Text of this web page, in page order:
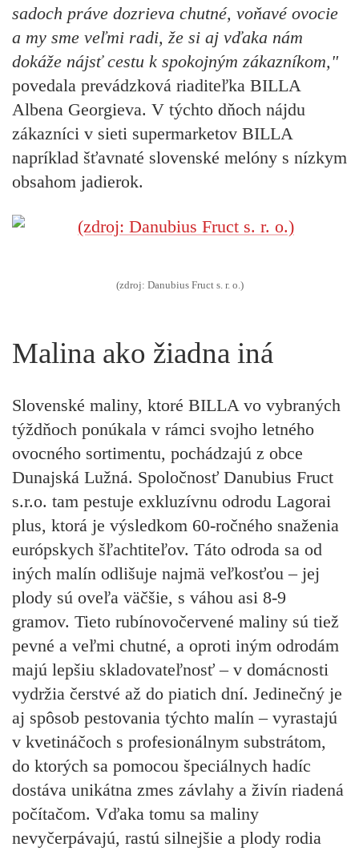
sadoch práve dozrieva chutné, voňavé ovocie
a my sme veľmi radi, že si aj vďaka nám
dokáže nájsť cestu k spokojným zákazníkom,"
povedala prevádzková riaditeľka BILLA
Albena Georgieva. V týchto dňoch nájdu
zákazníci v sieti supermarketov BILLA
napríklad šťavnaté slovenské melóny s nízkym
obsahom jadierok.
(zdroj: Danubius Fruct s. r. o.)
Malina ako žiadna iná
Slovenské maliny, ktoré BILLA vo vybraných
týždňoch ponúkala v rámci svojho letného
ovocného sortimentu, pochádzajú z obce
Dunajská Lužná. Spoločnosť Danubius Fruct
s.r.o. tam pestuje exkluzívnu odrodu Lagorai
plus, ktorá je výsledkom 60-ročného snaženia
európskych šľachtiteľov. Táto odroda sa od
iných malín odlišuje najmä veľkosťou – jej
plody sú oveľa väčšie, s váhou asi 8-9
gramov. Tieto rubínovočervené maliny sú tiež
pevné a veľmi chutné, a oproti iným odrodám
majú lepšiu skladovateľnosť – v domácnosti
vydržia čerstvé až do piatich dní. Jedinečný je
aj spôsob pestovania týchto malín – vyrastajú
v kvetináčoch s profesionálnym substrátom,
do ktorých sa pomocou špeciálnych hadíc
dostáva unikátna zmes závlahy a živín riadená
počítačom. Vďaka tomu sa maliny
nevyčerpávajú, rastú silnejšie a plody rodia